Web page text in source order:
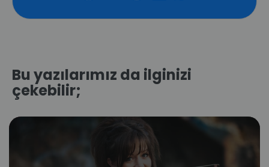
Bu yazılarımız da ilginizi
çekebilir;